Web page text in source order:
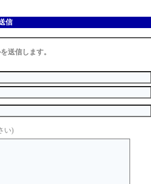
信
送信します。
い)